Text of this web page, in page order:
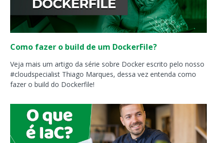
Como fazer o build de um DockerFile?
Veja mais um artigo da série sobre Docker escrito pelo nosso
#cloudspecialist Thiago Marques, dessa vez entenda como
fazer o build do Dockerfile!